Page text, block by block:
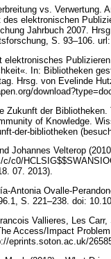
vs. Verwertung.
des elektronischen
Jahrbuch 2007.
S. 93–106.
In: Bibliotheken
Hrsg. von Evelinde
Zukunft der
of Knowledge.
der-bibliotheken
Johannes Velterop
c0/
07. 2013).
Antonia Ovalle-
S. 221–238. doi:
Vallieres, Les
Access/Impact
eprints.soton.ac.uk/